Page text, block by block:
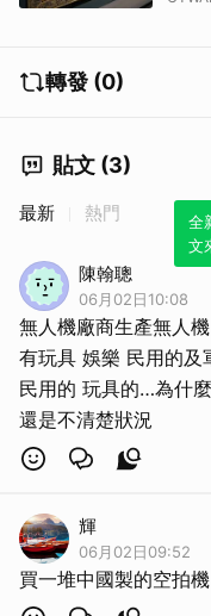
轉發 (0)
貼文 (3)
全
文
最新 熱門
陳翰聰
06月02日10:08
無人機廠商生產無人機
有玩具 娛樂 民用的及
民用的 玩具的…為什
還是不清楚狀況
輝
06月02日09:52
買一堆中國製的空拍